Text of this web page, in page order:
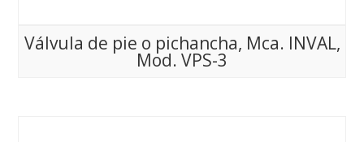
Válvula de pie o pichancha, Mca. INVAL,
Mod. VPS-3